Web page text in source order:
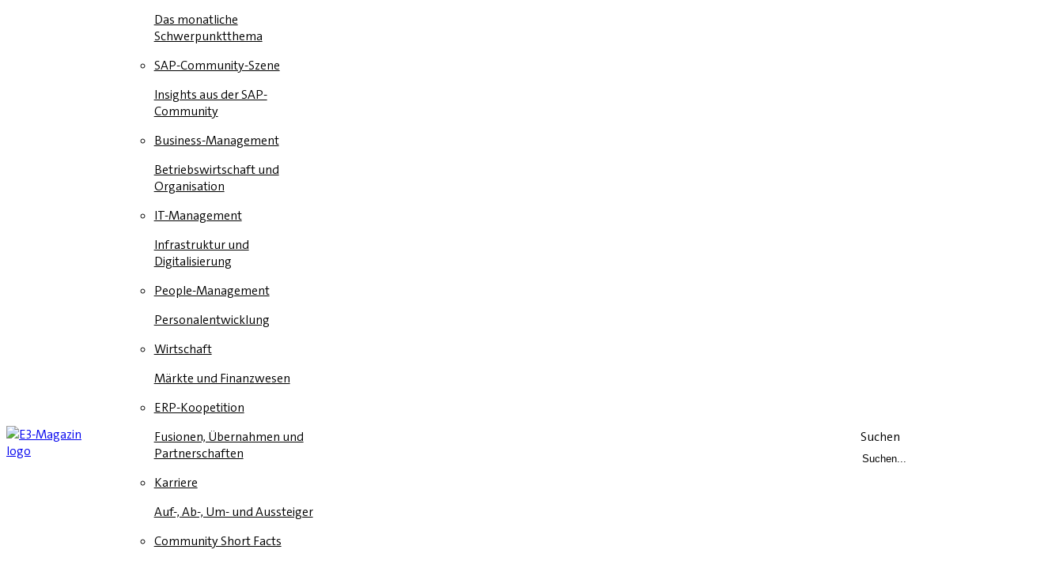
Das monatliche
Schwerpunktthema
SAP-Community-Szene
Insights aus der SAP-
Community
Business-Management
Betriebswirtschaft und
Organisation
IT-Management
Infrastruktur und
Digitalisierung
People-Management
Personalentwicklung
Wirtschaft
Märkte und Finanzwesen
ERP-Koopetition
Fusionen, Übernahmen und
Partnerschaften
Karriere
Auf-, Ab-, Um- und Aussteiger
Community Short Facts
Suchen